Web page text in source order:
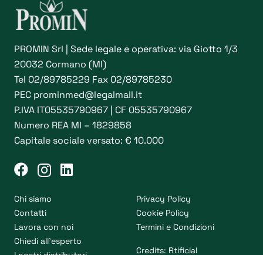
PROMIN Srl | Sede legale e operativa: via Giotto 1/3
20032 Cormano (MI)
Tel 02/89785229 Fax 02/89785230
PEC prominmed@legalmail.it
P.IVA IT05535790967 | CF 05535790967
Numero REA MI – 1829858
Capitale sociale versato: € 10.000
Chi siamo
Contatti
Lavora con noi
Chiedi all’esperto
Privacy Policy
Cookie Policy
Termini e Condizioni
Credits: Rtificial